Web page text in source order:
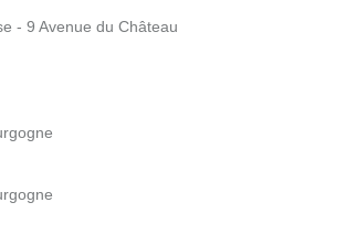
- 9 Avenue du Château